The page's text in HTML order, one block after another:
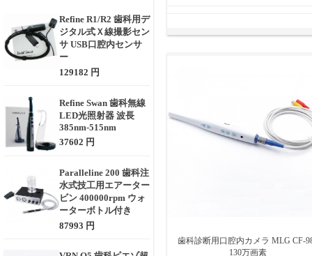
Refine R1/R2 歯科用デ
ジタル式Ｘ線撮影セン
サ USB口腔内センサ
ー
129182 円
Refine Swan 歯科無線
LED光照射器 波長
385nm-515nm
37602 円
Paralleline 200 歯科注
水式技工用エアーター
ビン 400000rpm ウォ
ーターボトル付き
87993 円
歯科診断用口腔内カメラ MLG CF-
130万画素